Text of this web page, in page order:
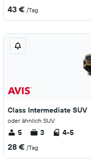
43 € /Tag
Class Intermediate SUV
oder ähnlich SUV
5 3 4-5
28 € /Tag